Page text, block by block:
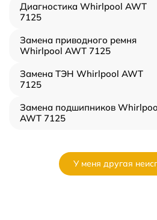
Диагностика Whirlpool AWT
7125
Замена приводного ремня
Whirlpool AWT 7125
Замена ТЭН Whirlpool AWT
7125
Замена подшипников
AWT 7125
У меня другая